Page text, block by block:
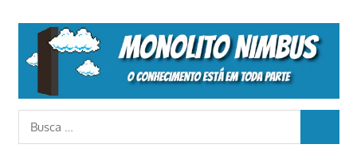
content
o
conhecimento
Busca
para: